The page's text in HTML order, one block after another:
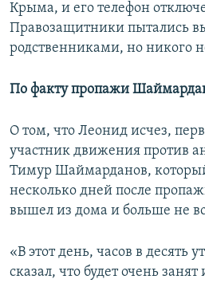
Крыма, и его телефон
Правозащитники пытались
родственниками, но никого
По факту пропажи
О том, что Леонид исчез,
участник движения против
Тимур Шаймарданов,
несколько дней после
вышел из дома и больше не
«В этот день, часов в десять
сказал, что будет очень